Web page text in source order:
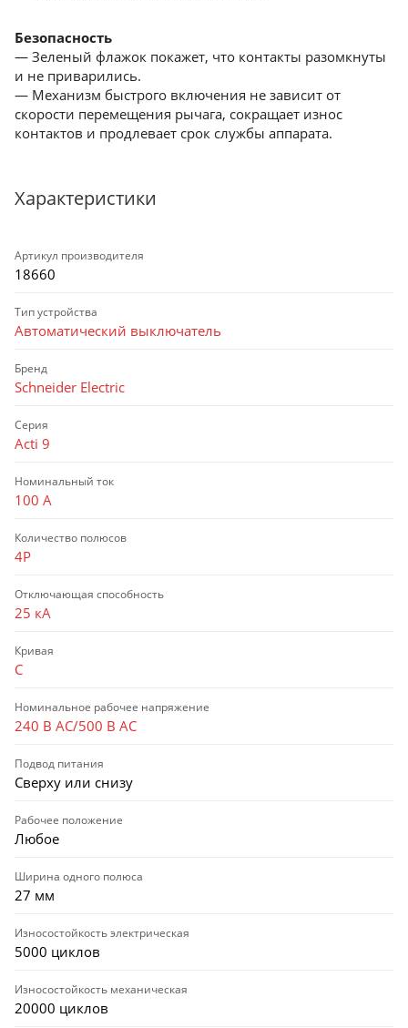
Безопасность
— Зеленый флажок покажет, что контакты разомкнуты
и не приварились.
— Механизм быстрого включения не зависит от
скорости перемещения рычага, сокращает износ
контактов и продлевает срок службы аппарата.
Характеристики
Артикул производителя
18660
Тип устройства
Автоматический выключатель
Бренд
Schneider Electric
Серия
Acti 9
Номинальный ток
100 А
Количество полюсов
4P
Отключающая способность
25 кА
Кривая
C
Номинальное рабочее напряжение
240 В AC/500 В AC
Подвод питания
Сверху или снизу
Рабочее положение
Любое
Ширина одного полюса
27 мм
Износостойкость электрическая
5000 циклов
Износостойкость механическая
20000 циклов